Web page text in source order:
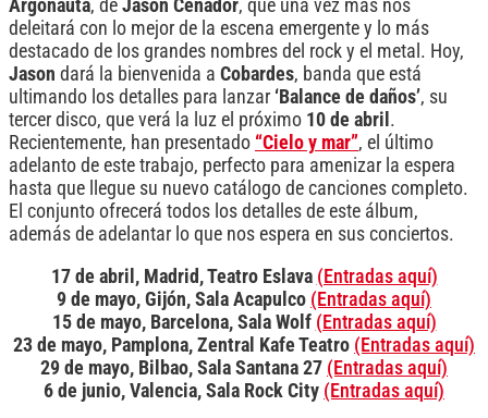
Argonauta, de Jason Cenador, que una vez más nos
deleitará con lo mejor de la escena emergente y lo más
destacado de los grandes nombres del rock y el metal. Hoy,
Jason dará la bienvenida a Cobardes, banda que está
ultimando los detalles para lanzar ‘Balance de daños’, su
tercer disco, que verá la luz el próximo 10 de abril .
Recientemente, han presentado “Cielo y mar”, el último
adelanto de este trabajo, perfecto para amenizar la espera
hasta que llegue su nuevo catálogo de canciones completo.
El conjunto ofrecerá todos los detalles de este álbum,
además de adelantar lo que nos espera en sus conciertos.
17 de abril, Madrid, Teatro Eslava (Entradas aquí)
9 de mayo, Gijón, Sala Acapulco (Entradas aquí)
15 de mayo, Barcelona, Sala Wolf (Entradas aquí)
23 de mayo, Pamplona, Zentral Kafe Teatro (Entradas aquí)
29 de mayo, Bilbao, Sala Santana 27 (Entradas aquí)
6 de junio, Valencia, Sala Rock City (Entradas aquí)